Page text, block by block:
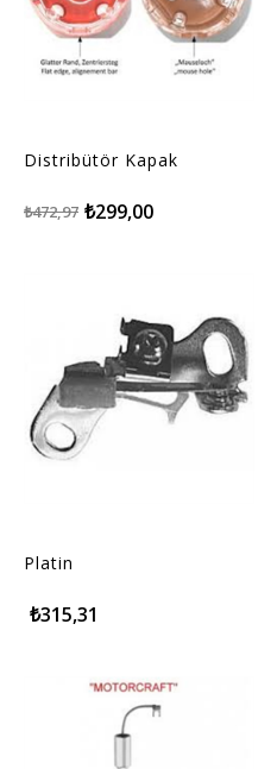
Distribütör Kapak
₺299,00
₺472,97
Platin
₺315,31